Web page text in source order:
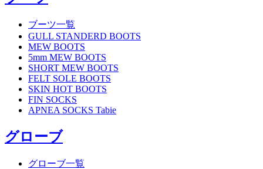
ブーツ一覧
GULL STANDERD BOOTS
MEW BOOTS
5mm MEW BOOTS
SHORT MEW BOOTS
FELT SOLE BOOTS
SKIN HOT BOOTS
FIN SOCKS
APNEA SOCKS Tabie
グローブ
グローブ一覧